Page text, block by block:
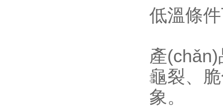
低溫條
產(chǎn)
龜裂
象。